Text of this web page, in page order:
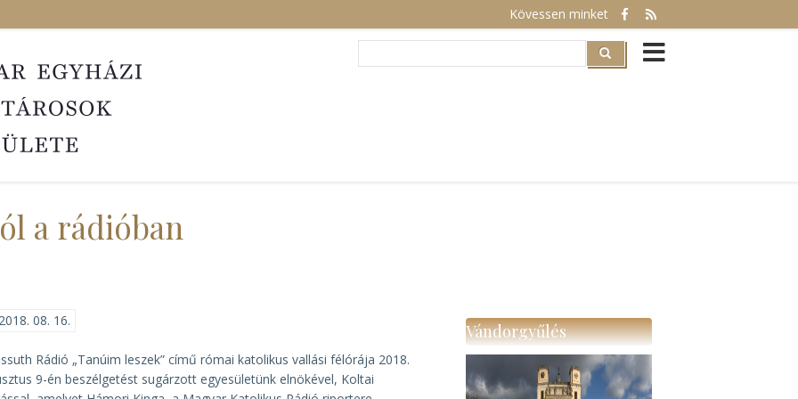
Kövessen minket
Search
a rádióban
2018. 08. 16.
Rádió „Tanúim leszek” című római katolikus vallási félórája 2018.
9-én beszélgetést sugárzott egyesületünk elnökével, Koltai
Vándorgyűlés